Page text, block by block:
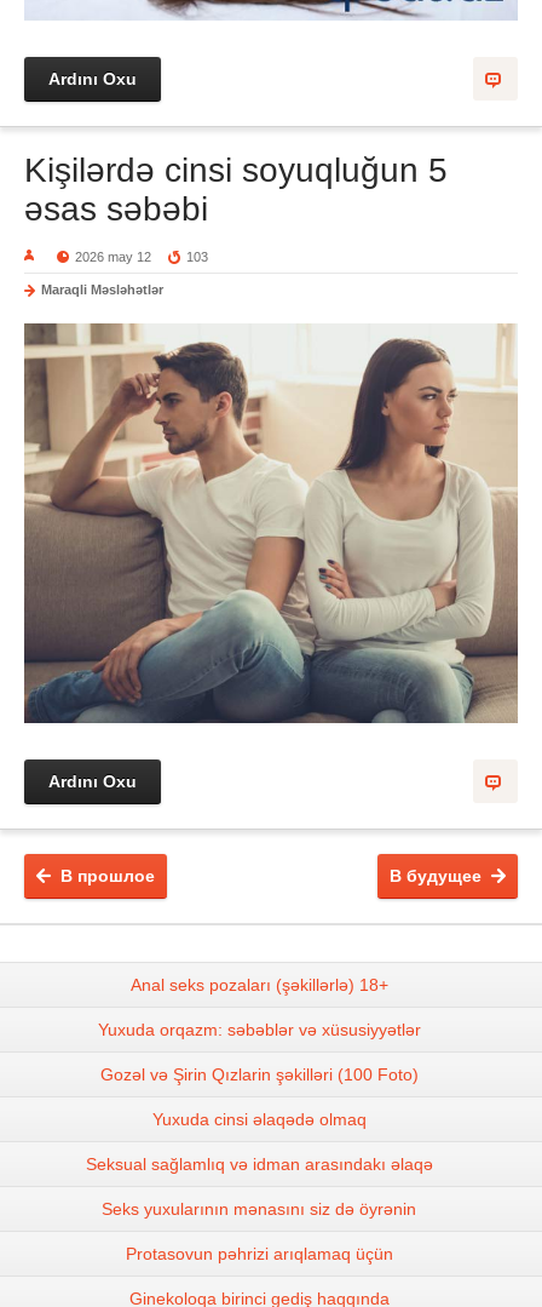
Ardını Oxu
Kişilərdə cinsi soyuqluğun 5
əsas səbəbi
2026 may 12 103
Maraqli Məsləhətlər
Ardını Oxu
В будущее
В прошлое
Anal seks pozaları (şəkillərlə) 18+
Yuxuda orqazm: səbəblər və xüsusiyyətlər
Gozəl və Şirin Qızlarin şəkilləri (100 Foto)
Yuxuda cinsi əlaqədə olmaq
Seksual sağlamlıq və idman arasındakı əlaqə
Seks yuxularının mənasını siz də öyrənin
Protasovun pəhrizi arıqlamaq üçün
Ginekoloqa birinci gediş haqqında